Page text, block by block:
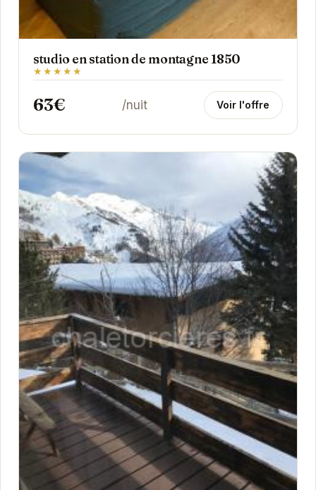
studio en station de montagne 1850
★★★★★
63€ /nuit Voir l'offre